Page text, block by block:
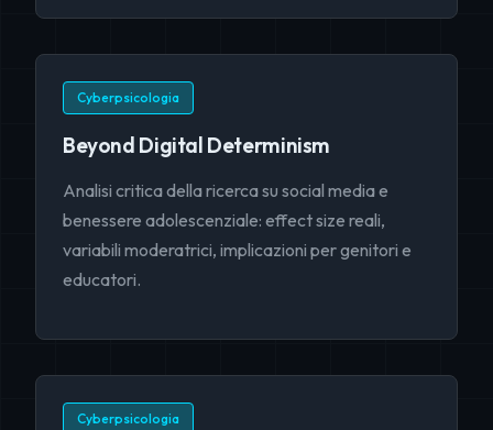
Cyberpsicologia
Beyond Digital Determinism
Analisi critica della ricerca su social media e
benessere adolescenziale: effect size reali,
variabili moderatrici, implicazioni per genitori e
educatori.
Cyberpsicologia